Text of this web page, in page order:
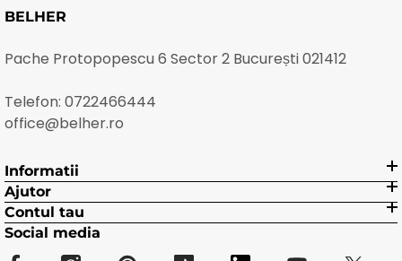
BELHER
Pache Protopopescu 6 Sector 2 București 021412
Telefon: 0722466444
office@belher.ro
Informatii
Ajutor
Contul tau
Social media